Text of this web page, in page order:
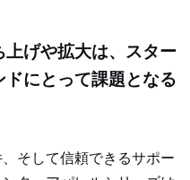
げや拡大は、スター
ドにとって課題となる
そして信頼できるサポー